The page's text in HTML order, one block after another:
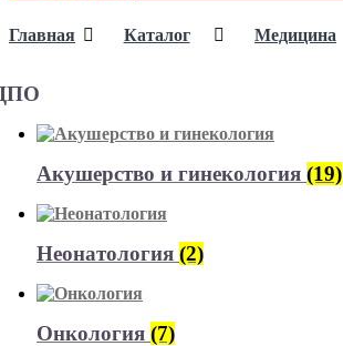
Главная Каталог Медицина
Акушерство и гинекология (19)
Неонатология (2)
Онкология (7)